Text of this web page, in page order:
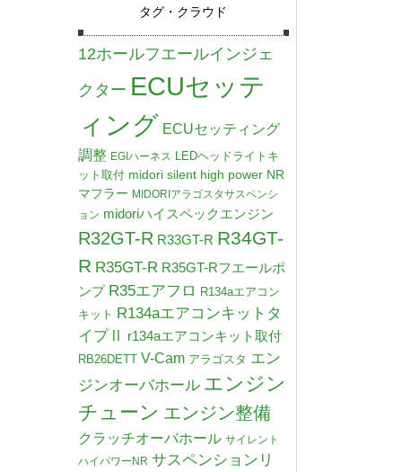
タグ・クラウド
12ホールフエールインジェ
クター ECUセッテ
ィング ECUセッティング
調整 EGIハーネス LEDヘッドライトキ
ット取付 midori silent high power NR
マフラー MIDORIアラゴスタサスペンシ
ョン midoriハイスペックエンジン
R32GT-R R33GT-R R34GT-
R R35GT-R R35GT-Rフエールポ
ンプ R35エアフロ R134aエアコン
キット R134aエアコンキットタ
イプⅡ
r134aエアコンキット取付
RB26DETT V-Cam アラゴスタ エン
ジンオーバホール エンジン
チューン エンジン整備
クラッチオーバホール サイレント
ハイパワーNR サスペンションリ